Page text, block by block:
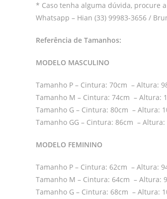
* Caso tenha alguma dúvida, procure
Whatsapp – Hian (33) 99983-3656 /
Referência de Tamanhos:
MODELO MASCULINO
Tamanho P – Cintura: 70cm – Altura:
Tamanho M – Cintura: 74cm – Altura:
Tamanho G – Cintura: 80cm – Altura:
Tamanho GG – Cintura: 86cm – Altura:
MODELO FEMININO
Tamanho P – Cintura: 62cm – Altura:
Tamanho M – Cintura: 64cm – Altura:
Tamanho G – Cintura: 68cm – Altura: